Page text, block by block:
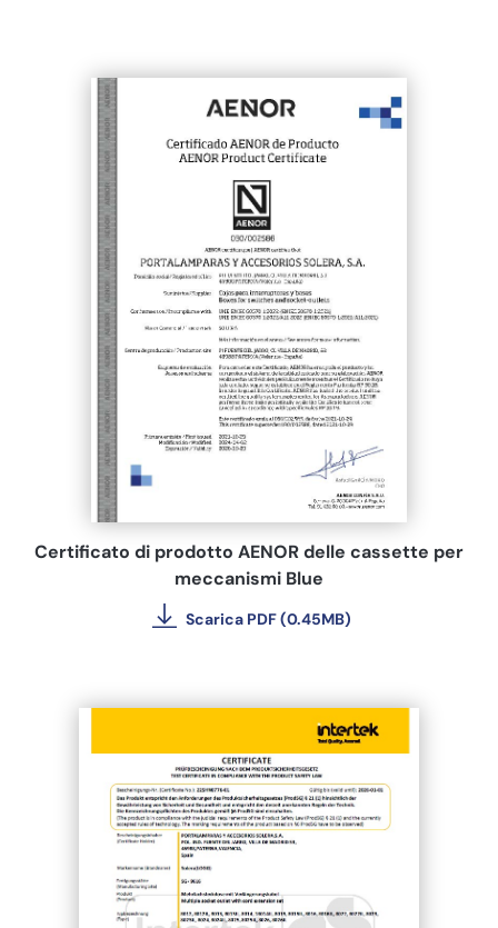
Certificato di prodotto AENOR delle cassette per
meccanismi Blue
Scarica PDF (0.45MB)